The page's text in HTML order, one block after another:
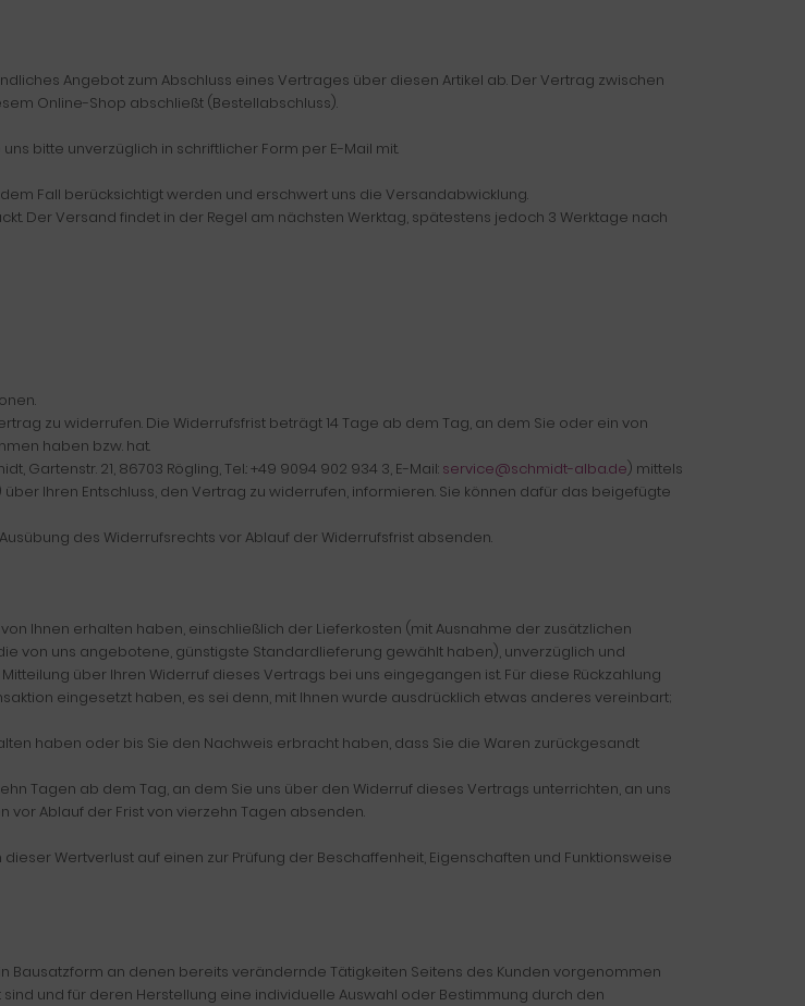
Angebot zum Abschluss eines Vertrages über diesen Artikel ab. Der Vertrag zwischen
Online-Shop abschließt (Bestellabschluss).
bitte unverzüglich in schriftlicher Form per E-Mail mit.
Fall berücksichtigt werden und erschwert uns die Versandabwicklung.
Der Versand findet in der Regel am nächsten Werktag, spätestens jedoch 3 Werktage nach
zu widerrufen. Die Widerrufsfrist beträgt 14 Tage ab dem Tag, an dem Sie oder ein von
haben bzw. hat.
Gartenstr. 21, 86703 Rögling, Tel.: +49 9094 902 934 3, E-Mail: service@schmidt-alba.de) mittels
Ihren Entschluss, den Vertrag zu widerrufen, informieren. Sie können dafür das beigefügte
des Widerrufsrechts vor Ablauf der Widerrufsfrist absenden.
Ihnen erhalten haben, einschließlich der Lieferkosten (mit Ausnahme der zusätzlichen
von uns angebotene, günstigste Standardlieferung gewählt haben), unverzüglich und
über Ihren Widerruf dieses Vertrags bei uns eingegangen ist. Für diese Rückzahlung
eingesetzt haben, es sei denn, mit Ihnen wurde ausdrücklich etwas anderes vereinbart;
haben oder bis Sie den Nachweis erbracht haben, dass Sie die Waren zurückgesandt
Tagen ab dem Tag, an dem Sie uns über den Widerruf dieses Vertrags unterrichten, an uns
vor Ablauf der Frist von vierzehn Tagen absenden.
Wertverlust auf einen zur Prüfung der Beschaffenheit, Eigenschaften und Funktionsweise
Bausatzform an denen bereits verändernde Tätigkeiten Seitens des Kunden vorgenommen
und für deren Herstellung eine individuelle Auswahl oder Bestimmung durch den